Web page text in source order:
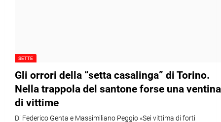
SETTE
Gli orrori della “setta casalinga” di Torino.
Nella trappola del santone forse una ventina
di vittime
Di Federico Genta e Massimiliano Peggio «Sei vittima di forti